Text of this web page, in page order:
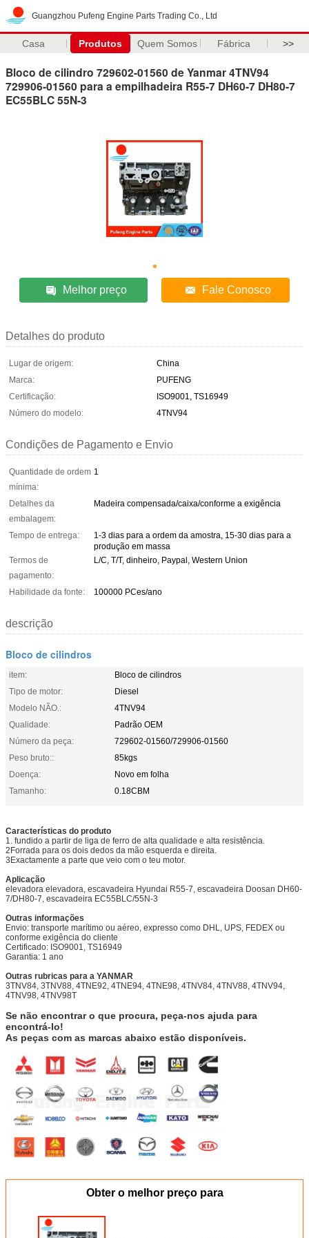
Guangzhou Pufeng Engine Parts Trading Co., Ltd
Casa Produtos Quem Somos Fábrica >>
Bloco de cilindro 729602-01560 de Yanmar 4TNV94
729906-01560 para a empilhadeira R55-7 DH60-7 DH80-7
EC55BLC 55N-3
Melhor preço Fale Conosco
Detalhes do produto
Lugar de origem:
China
Marca:
PUFENG
Certificação:
ISO9001, TS16949
Número do modelo:
4TNV94
Condições de Pagamento e Envio
Quantidade de ordem
mínima:
1
Detalhes da
embalagem:
Madeira compensada/caixa/conforme a exigência
Tempo de entrega:
1-3 dias para a ordem da amostra, 15-30 dias para a
produção em massa
Termos de
pagamento:
L/C, T/T, dinheiro, Paypal, Western Union
Habilidade da fonte: 100000 PCes/ano
descrição
Bloco de cilindros
item:
Bloco de cilindros
Tipo de motor:
Diesel
Modelo NÃO.:
4TNV94
Qualidade:
Padrão OEM
Número da peça:
729602-01560/729906-01560
Peso bruto::
85kgs
Doença:
Novo em folha
Tamanho:
0.18CBM
Características do produto
1. fundido a partir de liga de ferro de alta qualidade e alta resistência.
2Forrada para os dois dedos da mão esquerda e direita.
3Exactamente a parte que veio com o teu motor.
Aplicação
elevadora elevadora, escavadeira Hyundai R55-7, escavadeira Doosan DH60-
7/DH80-7, escavadeira EC55BLC/55N-3
Outras informações
Envio: transporte marítimo ou aéreo, expresso como DHL, UPS, FEDEX ou
conforme exigência do cliente
Certificado: ISO9001, TS16949
Garantia: 1 ano
Outras rubricas para a YANMAR
3TNV84, 3TNV88, 4TNE92, 4TNE94, 4TNE98, 4TNV84, 4TNV88, 4TNV94,
4TNV98, 4TNV98T
Se não encontrar o que procura, peça-nos ajuda para
encontrá-lo!
As peças com as marcas abaixo estão disponíveis.
Obter o melhor preço para